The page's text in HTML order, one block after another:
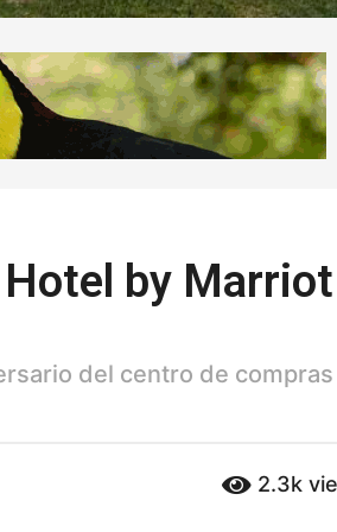
by Marriot
del centro de compras
2.3k